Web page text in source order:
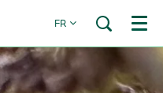
FR Menu